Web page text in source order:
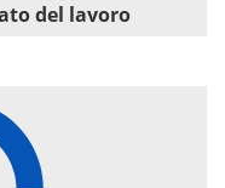
del lavoro